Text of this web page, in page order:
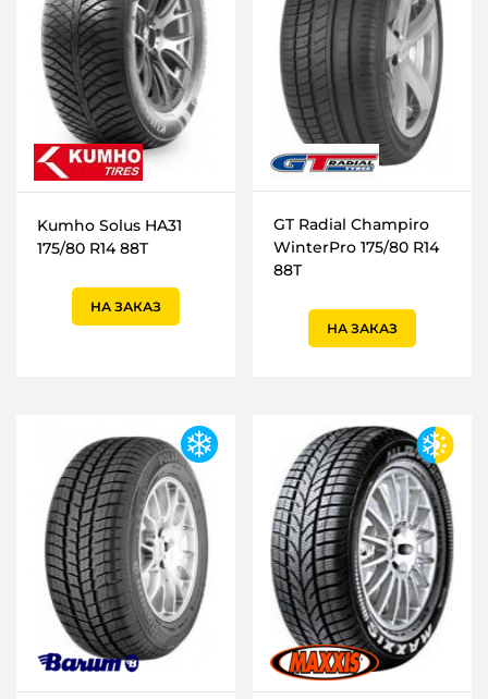
Kumho Solus HA31
175/80 R14 88T
НА ЗАКАЗ
GT Radial Champiro
WinterPro 175/80 R14
88T
НА ЗАКАЗ